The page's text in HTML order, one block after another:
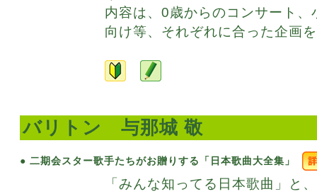
内容は、0歳からのコンサート
向け等、それぞれに合った企画
バリトン 与那城 敬
● 二期会スター歌手たちがお贈りする「日本歌曲大全集」
「みんな知ってる日本歌曲」と